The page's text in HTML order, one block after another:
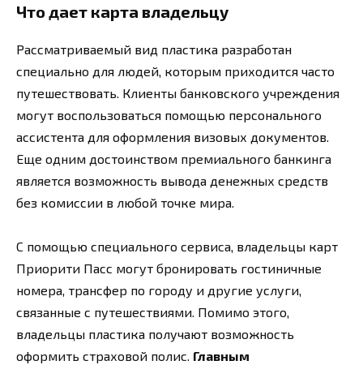
Что дает карта владельцу
Рассматриваемый вид пластика разработан
специально для людей, которым приходится часто
путешествовать. Клиенты банковского учреждения
могут воспользоваться помощью персонального
ассистента для оформления визовых документов.
Еще одним достоинством премиального банкинга
является возможность вывода денежных средств
без комиссии в любой точке мира.
С помощью специального сервиса, владельцы карт
Приорити Пасс могут бронировать гостиничные
номера, трансфер по городу и другие услуги,
связанные с путешествиями. Помимо этого,
владельцы пластика получают возможность
оформить страховой полис. Главным